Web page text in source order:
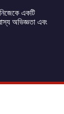
একটি
অভিজ্ঞতা এবং